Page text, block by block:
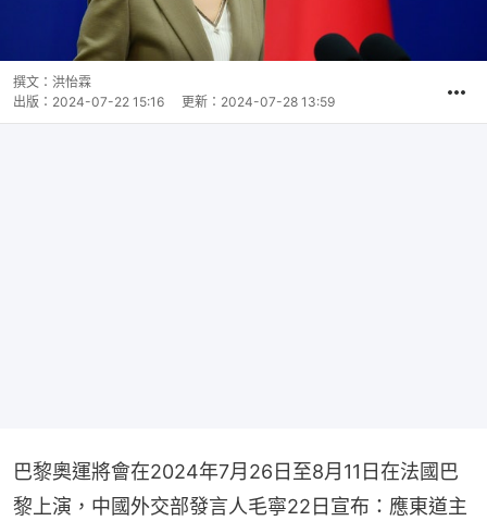
撰文： 洪怡霖
出版： 2024-07-22 15:16 更新： 2024-07-28 13:59
巴黎奧運將會在2024年7月26日至8月11日在法國巴
黎上演，中國外交部發言人毛寧22日宣布：應東道主